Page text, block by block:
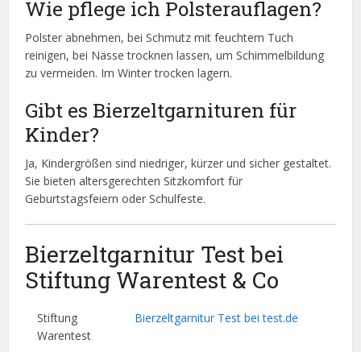
Wie pflege ich Polsterauflagen?
Polster abnehmen, bei Schmutz mit feuchtem Tuch
reinigen, bei Nässe trocknen lassen, um Schimmelbildung
zu vermeiden. Im Winter trocken lagern.
Gibt es Bierzeltgarnituren für
Kinder?
Ja, Kindergrößen sind niedriger, kürzer und sicher gestaltet.
Sie bieten altersgerechten Sitzkomfort für
Geburtstagsfeiern oder Schulfeste.
Bierzeltgarnitur Test bei
Stiftung Warentest & Co
Stiftung
Warentest
Bierzeltgarnitur Test bei test.de